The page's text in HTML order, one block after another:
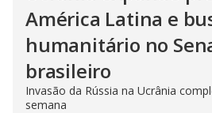
América Latina e
humanitário no
brasileiro
Invasão da Rússia na Ucrânia
semana